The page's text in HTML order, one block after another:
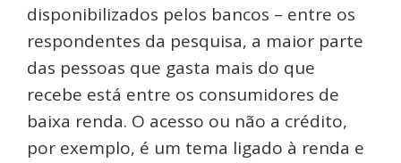
disponibilizados pelos bancos – entre os
respondentes da pesquisa, a maior parte
das pessoas que gasta mais do que
recebe está entre os consumidores de
baixa renda. O acesso ou não a crédito,
por exemplo, é um tema ligado à renda e